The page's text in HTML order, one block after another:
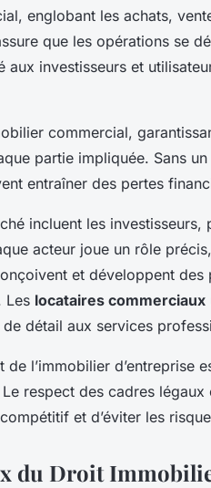
englobant les achats,
que les opérations se
investisseurs et
commercial,
partie impliquée. Sans
entraîner des pertes
incluent les investisseurs,
acteur joue un rôle
et développent des
Les locataires commerciaux
détail aux services
l’immobilier d’entreprise
respect des cadres légaux
et d’éviter les
du Droit